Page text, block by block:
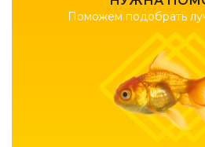
Поможем подобрать